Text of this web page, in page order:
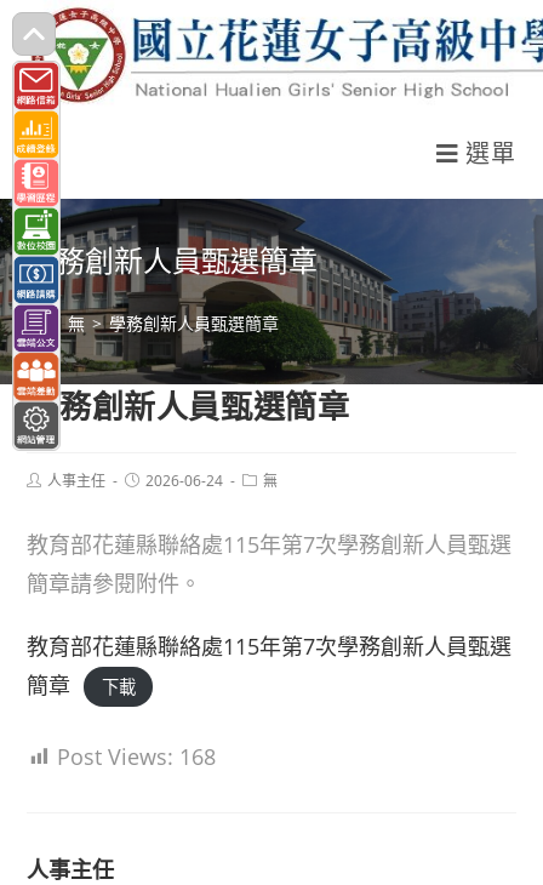
跳
轉
至
主
要
內
容
選單
學務創新人員甄選簡章
> 無 > 學務創新人員甄選簡章
學務創新人員甄選簡章
Post人事主任
Post2026-06-24
Post無
教育部花蓮縣聯絡處115年第7次學務創新人員甄選
簡章請參閱附件。
教育部花蓮縣聯絡處115年第7次學務創新人員甄選
簡章
下載
Post Views: 168
人事主任